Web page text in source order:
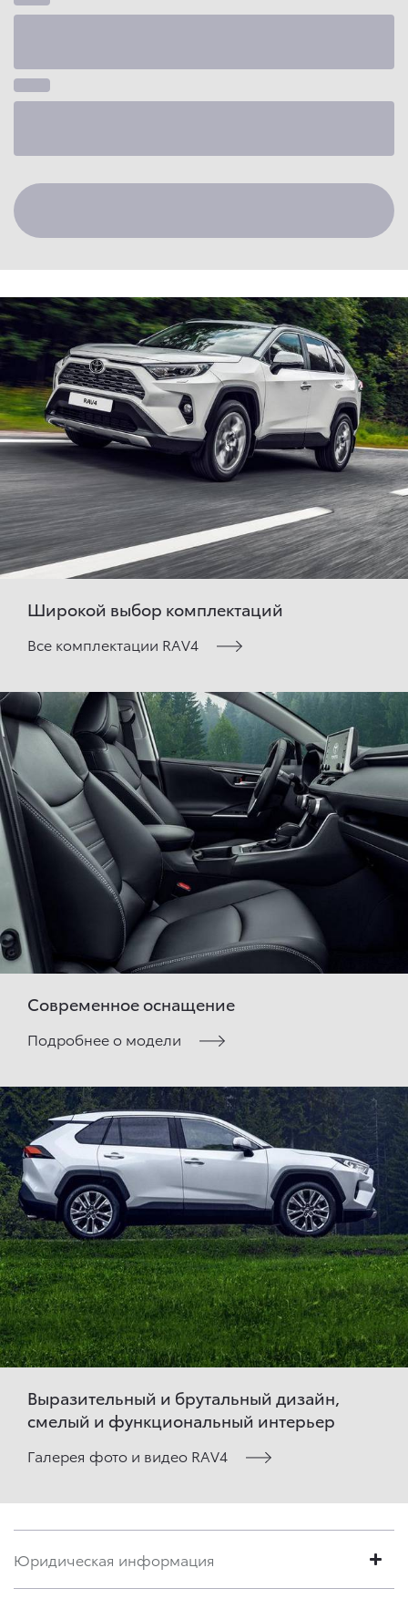
Широкой выбор комплектаций
Все комплектации RAV4
Современное оснащение
Подробнее о модели
Выразительный и брутальный дизайн,
смелый и функциональный интерьер
Галерея фото и видео RAV4
Юридическая информация